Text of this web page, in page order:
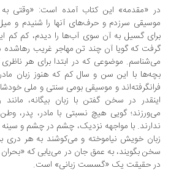
«مقدمه» این کتاب آمده است: «وقتی به چند
سرزدم و حرف‌های آنها را شنیدم و میل و
گسیل به آن سوی آب‌ها را دیدم، کم کم این
که گویا آن چند تن مهاجر غریب رهاشده در
موضوعی که در ابتدا برای هر ناظری شگفت
با این سن و سال کم که هنوز زبان مادری
و موسیقی بومی سنتی و ملی خودشان را
در سخن گفتن با زبان بیگانه، مانند راک،
گویی هیچ نسبتی با مادر، پدر، وطن،
با مواجهه نزدیک، چشم در چشم و سینه به
خویش نیاموخته و می‌کوشند به هر دری بزنند تا
بگویند، به عمق جان در می‌یابی که «بحران
حقیقت یک «گسست زبانی» است.